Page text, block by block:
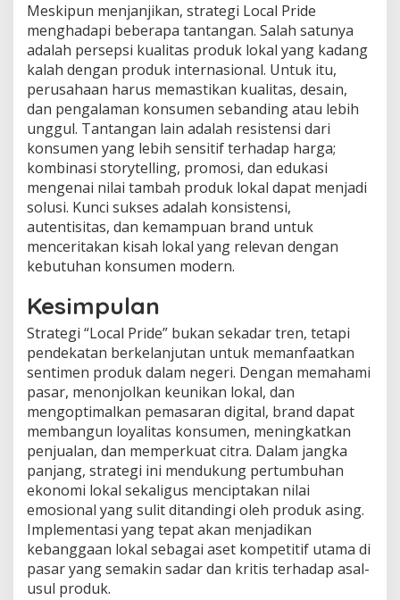
Meskipun menjanjikan, strategi Local Pride
menghadapi beberapa tantangan. Salah satunya
adalah persepsi kualitas produk lokal yang kadang
kalah dengan produk internasional. Untuk itu,
perusahaan harus memastikan kualitas, desain,
dan pengalaman konsumen sebanding atau lebih
unggul. Tantangan lain adalah resistensi dari
konsumen yang lebih sensitif terhadap harga;
kombinasi storytelling, promosi, dan edukasi
mengenai nilai tambah produk lokal dapat menjadi
solusi. Kunci sukses adalah konsistensi,
autentisitas, dan kemampuan brand untuk
menceritakan kisah lokal yang relevan dengan
kebutuhan konsumen modern.
Kesimpulan
Strategi “Local Pride” bukan sekadar tren, tetapi
pendekatan berkelanjutan untuk memanfaatkan
sentimen produk dalam negeri. Dengan memahami
pasar, menonjolkan keunikan lokal, dan
mengoptimalkan pemasaran digital, brand dapat
membangun loyalitas konsumen, meningkatkan
penjualan, dan memperkuat citra. Dalam jangka
panjang, strategi ini mendukung pertumbuhan
ekonomi lokal sekaligus menciptakan nilai
emosional yang sulit ditandingi oleh produk asing.
Implementasi yang tepat akan menjadikan
kebanggaan lokal sebagai aset kompetitif utama di
pasar yang semakin sadar dan kritis terhadap asal-
usul produk.